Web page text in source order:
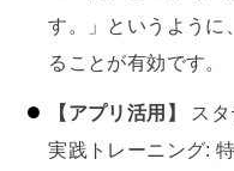
す。」というように
ることが有効です。
【アプリ活用】
ス
実践トレーニング: